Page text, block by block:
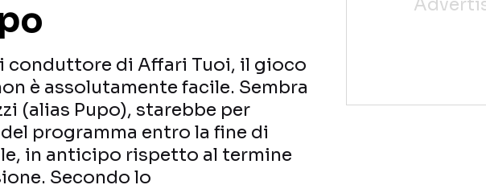
conduttore di Affari Tuoi, il gioco
è assolutamente facile. Sembra
(alias Pupo), starebbe per
programma entro la fine di
in anticipo rispetto al termine
Secondo lo